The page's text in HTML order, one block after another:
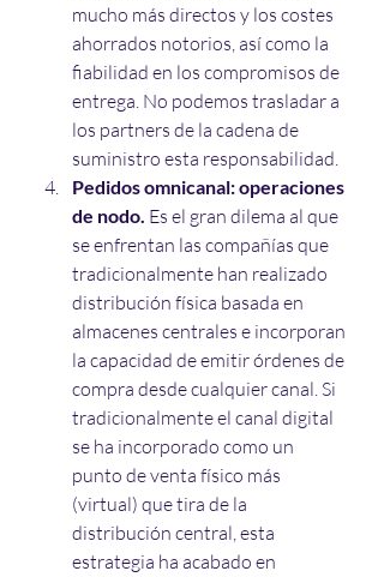
mucho más directos y los costes
ahorrados notorios, así como la
fiabilidad en los compromisos de
entrega. No podemos trasladar a
los partners de la cadena de
suministro esta responsabilidad.
Pedidos omnicanal: operaciones
de nodo. Es el gran dilema al que
se enfrentan las compañías que
tradicionalmente han realizado
distribución física basada en
almacenes centrales e incorporan
la capacidad de emitir órdenes de
compra desde cualquier canal. Si
tradicionalmente el canal digital
se ha incorporado como un
punto de venta físico más
(virtual) que tira de la
distribución central, esta
estrategia ha acabado en